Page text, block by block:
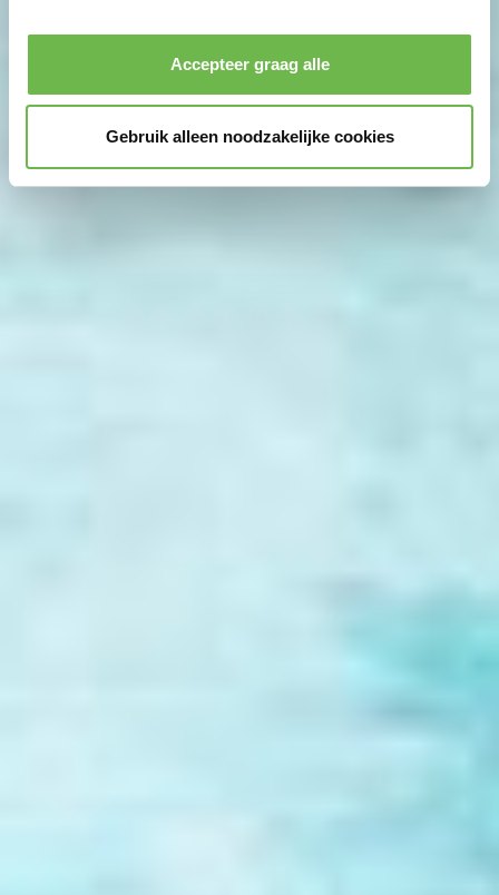
Accepteer graag alle
Gebruik alleen noodzakelijke cookies